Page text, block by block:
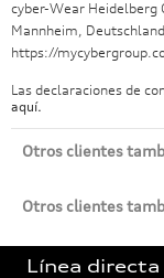
cyber-Wear
Mannheim,
https://
Las declaraciones de
aquí.
Otros clientes
Otros clientes
Línea